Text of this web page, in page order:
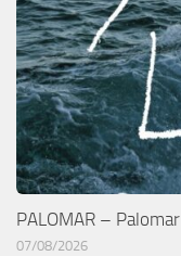
PALOMAR – Palomar
07/08/2026